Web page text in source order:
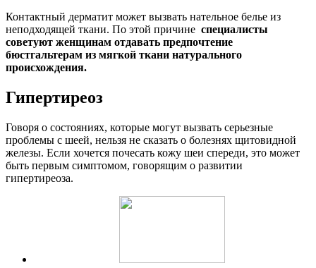
Контактный дерматит может вызвать нательное белье из
неподходящей ткани. По этой причине специалисты
советуют женщинам отдавать предпочтение
бюстгальтерам из мягкой ткани натурального
происхождения.
Гипертиреоз
Говоря о состояниях, которые могут вызвать серьезные
проблемы с шеей, нельзя не сказать о болезнях щитовидной
железы. Если хочется почесать кожу шеи спереди, это может
быть первым симптомом, говорящим о развитии
гипертиреоза.